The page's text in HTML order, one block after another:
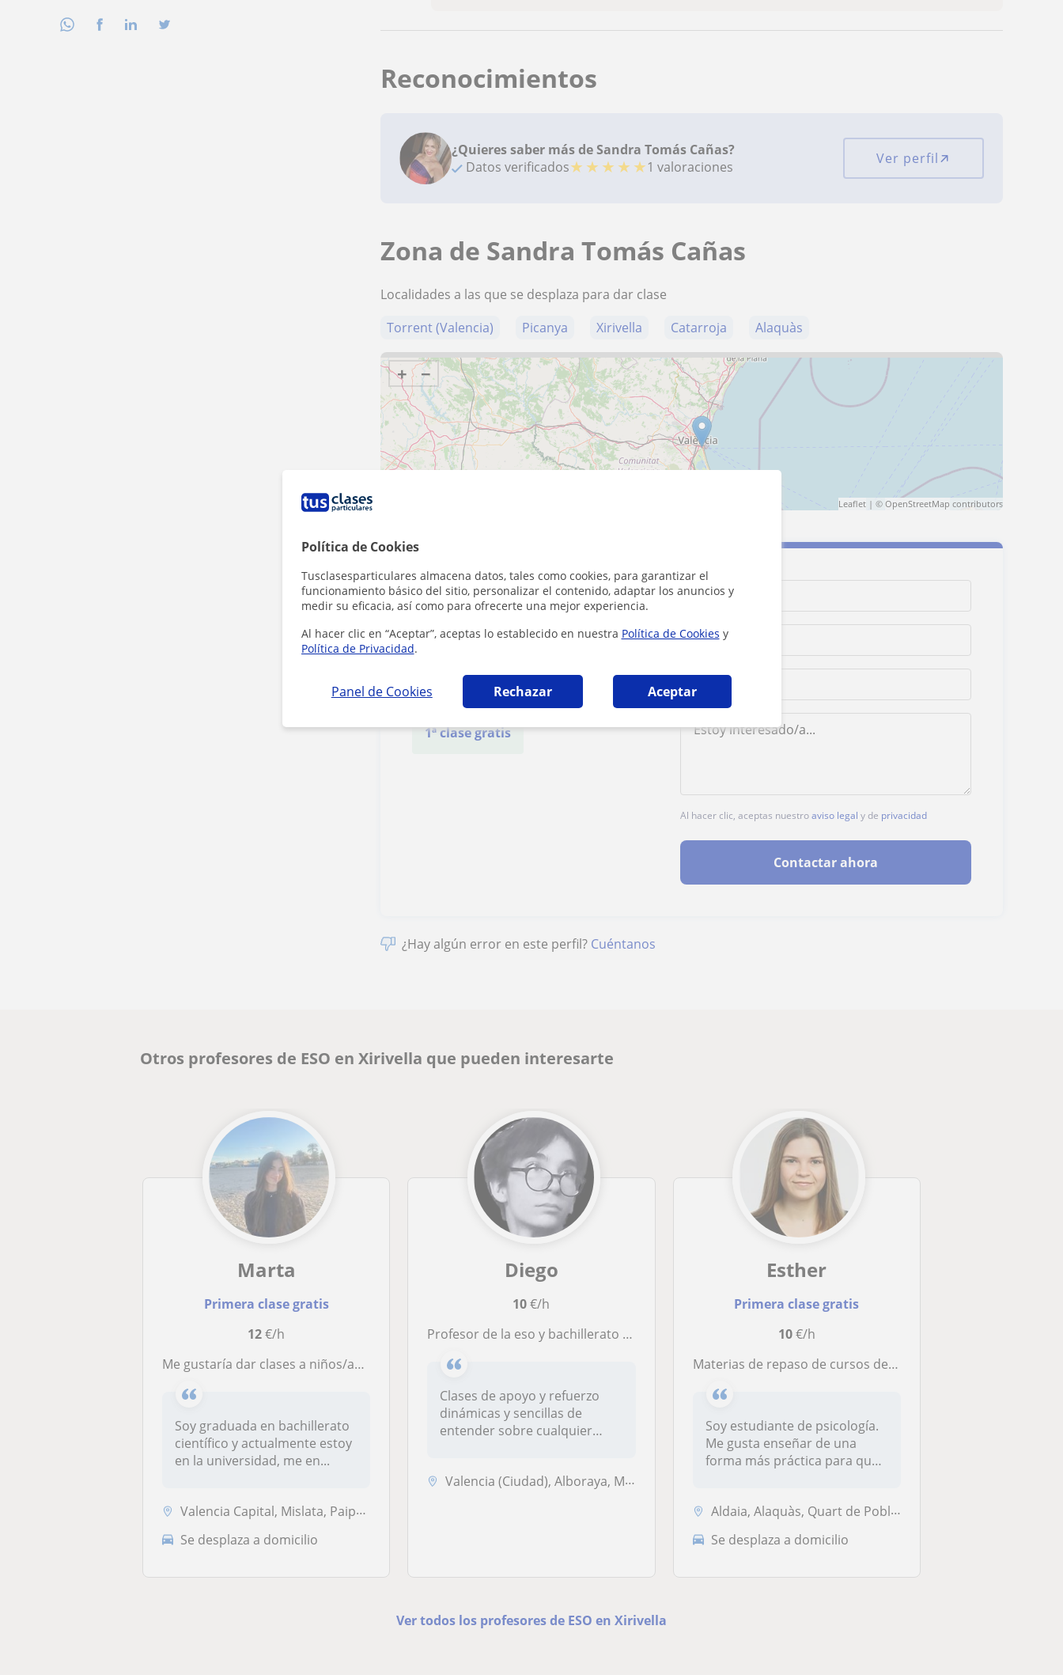
Política de Cookies
Tusclasesparticulares almacena datos, tales como cookies, para garantizar el
funcionamiento básico del sitio, personalizar el contenido, adaptar los anuncios y
medir su eficacia, así como para ofrecerte una mejor experiencia.
Al hacer clic en “Aceptar”, aceptas lo establecido en nuestra Política de Cookies y
Política de Privacidad.
Panel de Cookies Rechazar Aceptar
Reconocimientos
¿Quieres saber más de Sandra Tomás Cañas?
Datos verificados★ ★ ★ ★ ★1 valoraciones Ver perfil
Zona de Sandra Tomás Cañas
Localidades a las que se desplaza para dar clase
Torrent (Valencia)
Picanya Xirivella Catarroja Alaquàs
+ −
Leaflet| © OpenStreetMap contributors
Contacta con Sandra Tomás
Cañas
Tarifa 6€/h
1ª clase gratis
Al hacer clic, aceptas nuestroaviso legal y de privacidad
Contactar ahora
¿Hay algún error en este perfil? Cuéntanos
Otros profesores de ESO en Xirivella que pueden interesarte
Marta
Primera clase gratis
12€/h
Me gustaría dar clases a niños/as de la Eso o de primaria (ya sea tanto repaso como empezar algún tema, apartado, asignatura…)
Soy graduada en bachillerato
científico y actualmente estoy
en la universidad, me en...
Valencia Capital, Mislata, Paiporta, Xirivella
Se desplaza a domicilio
Diego
10€/h
Profesor de la eso y bachillerato para todos los perfiles y asignaturas
Clases de apoyo y refuerzo
dinámicas y sencillas de
entender sobre cualquier
Valencia (Ciudad), Alboraya, Mislata, Xirivella
Esther
Primera clase gratis
10€/h
Materias de repaso de cursos de primaria y la ESO, también inglés hasta 2º de bachiller
Soy estudiante de psicología.
Me gusta enseñar de una
forma más práctica para que
Aldaia, Alaquàs, Quart de Poblet, Xirivella
Se desplaza a domicilio
Ver todos los profesores de ESO en Xirivella